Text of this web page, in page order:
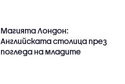
Магията Лондон:
Английската столица през
погледа на младите